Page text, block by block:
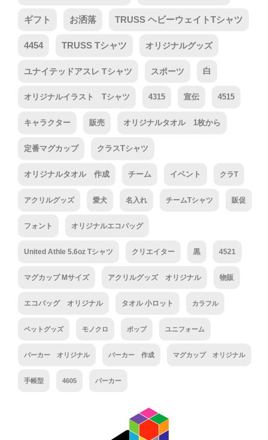
ギフト お洒落 TRUSS ヘビーウェイトTシャツ
4454 TRUSS Tシャツ オリジナルグッズ
ユナイテッドアスレ Tシャツ スポーツ 白
オリジナルイラスト Tシャツ 4315 宣伝 4515
キャラクター 販売 オリジナルタオル 1枚から
定番マグカップ クラスTシャツ
オリジナルタオル 作成 チーム イベント クラT
アクリルグッズ 愛犬 名入れ チームTシャツ 販促
フォント オリジナルエコバッグ
United Athle 5.6oz Tシャツ クリエイター 黒 4521
マグカップ Mサイズ アクリルグッズ オリジナル 物販
エコバッグ オリジナル タオル 小ロット カラフル
ペットグッズ モノクロ ポップ ユニフォーム
パーカー オリジナル パーカー 作成 マグカップ オリジナル
手帳型 4605 パーカー